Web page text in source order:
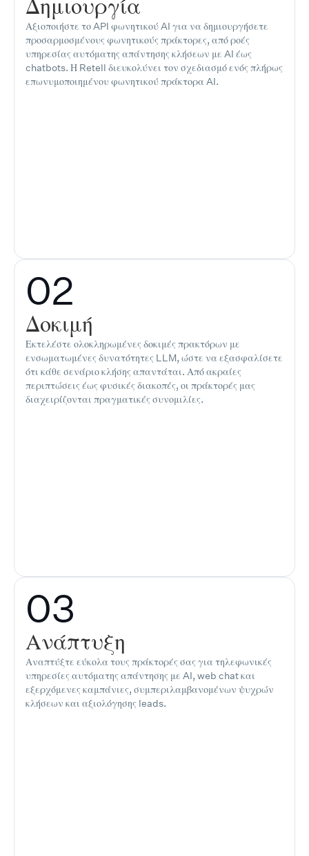
Αξιοποιήστε το API φωνητικού AI για να δημιουργήσετε
προσαρμοσμένους φωνητικούς πράκτορες, από ροές
υπηρεσίας αυτόματης απάντησης κλήσεων με AI έως
chatbots. Η Retell διευκολύνει τον σχεδιασμό ενός πλήρως
επωνυμοποιημένου φωνητικού πράκτορα AI.
02
Δοκιμή
Εκτελέστε ολοκληρωμένες δοκιμές πρακτόρων με
ενσωματωμένες δυνατότητες LLM, ώστε να εξασφαλίσετε
ότι κάθε σενάριο κλήσης απαντάται. Από ακραίες
περιπτώσεις έως φυσικές διακοπές, οι πράκτορές μας
διαχειρίζονται πραγματικές συνομιλίες.
03
Ανάπτυξη
Αναπτύξτε εύκολα τους πράκτορές σας για τηλεφωνικές
υπηρεσίες αυτόματης απάντησης με AI, web chat και
εξερχόμενες καμπάνιες, συμπεριλαμβανομένων ψυχρών
κλήσεων και αξιολόγησης leads.